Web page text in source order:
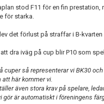
stod F11 för en fin
för starka.
det förlust på straffar i B-kvarten
dra iväg på cup blir P10 som
cuper så representerar vi BK30
att här kommer vi.
även stora krav på spelare,
gör är automatiskt i föreningens